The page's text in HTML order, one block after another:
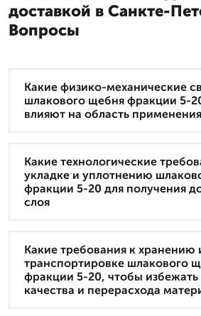
доставкой в Санкте-
Вопросы
Какие физико-механические
шлакового щебня фракции 5-
влияют на область применения
Какие технологические
укладке и уплотнению
фракции 5-20 для получения
слоя
Какие требования к хранению
транспортировке шлакового
фракции 5-20, чтобы избежать
качества и перерасхода